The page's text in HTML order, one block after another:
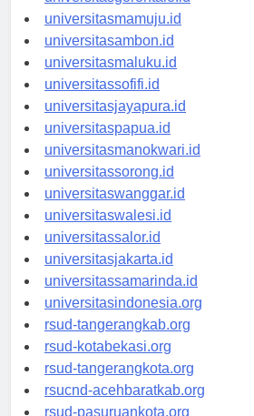
universitasgorontalo.id
universitasmamuju.id
universitasambon.id
universitasmaluku.id
universitassofifi.id
universitasjayapura.id
universitaspapua.id
universitasmanokwari.id
universitassorong.id
universitaswanggar.id
universitaswalesi.id
universitassalor.id
universitasjakarta.id
universitassamarinda.id
universitasindonesia.org
rsud-tangerangkab.org
rsud-kotabekasi.org
rsud-tangerangkota.org
rsucnd-acehbaratkab.org